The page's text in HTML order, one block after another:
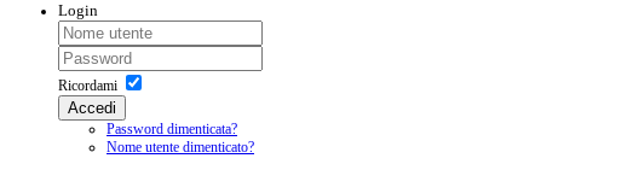
Login
Ricordami
Accedi
Password dimenticata?
Nome utente dimenticato?